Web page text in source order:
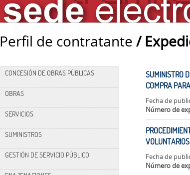
Perfil de contratante /
CONCESIÓN DE OBRAS PÚBLICAS
OBRAS
SERVICIOS
SUMINISTROS
GESTIÓN DE SERVICIO PÚBLICO
SUMINISTRO
COMPRA
Fecha de
Número de
Fecha de
Número de